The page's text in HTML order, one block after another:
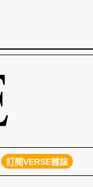
訂閱VERSE雜誌